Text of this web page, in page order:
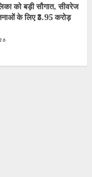
को बड़ी सौगात, सीवरेज
के लिए ₹3.95 करोड़